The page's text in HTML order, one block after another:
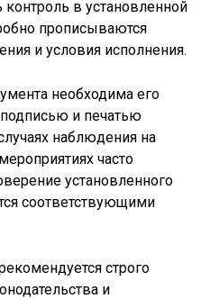
в установленной
прописываются
и условия исполнения.
необходима его
и печатью
наблюдения на
часто
установленного
соответствующими
строго
и